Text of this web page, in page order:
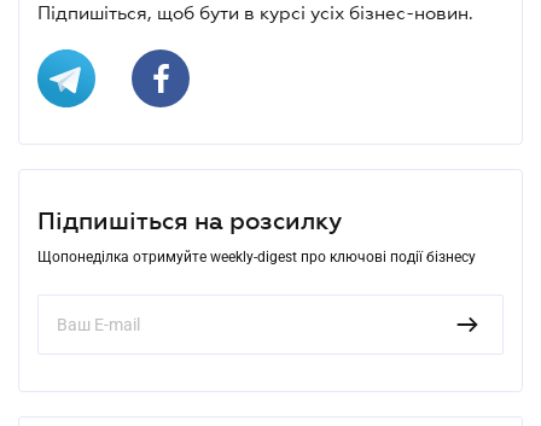
Підпишіться, щоб бути в курсі усіх бізнес-новин.
Підпишіться на розсилку
Щопонеділка отримуйте weekly-digest про ключові події бізнесу